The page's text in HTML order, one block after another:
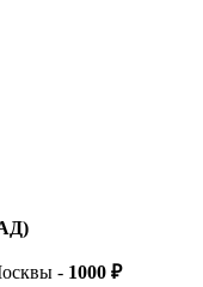
- 1000 ₽